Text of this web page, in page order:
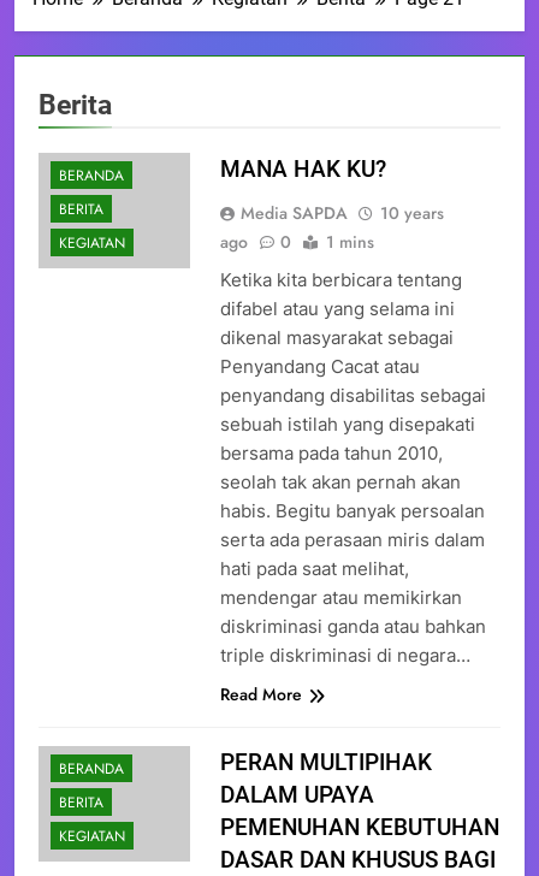
Berita
BERANDA
BERITA
KEGIATAN
MANA HAK KU?
Media SAPDA
10 years
ago
0 1 mins
Ketika kita berbicara tentang
difabel atau yang selama ini
dikenal masyarakat sebagai
Penyandang Cacat atau
penyandang disabilitas sebagai
sebuah istilah yang disepakati
bersama pada tahun 2010,
seolah tak akan pernah akan
habis. Begitu banyak persoalan
serta ada perasaan miris dalam
hati pada saat melihat,
mendengar atau memikirkan
diskriminasi ganda atau bahkan
triple diskriminasi di negara…
Read More
BERANDA
BERITA
KEGIATAN
PERAN MULTIPIHAK
DALAM UPAYA
PEMENUHAN KEBUTUHAN
DASAR DAN KHUSUS BAGI